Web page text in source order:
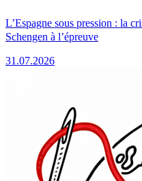
L’Espagne sous pression : la
Schengen à l’épreuve
31.07.2026